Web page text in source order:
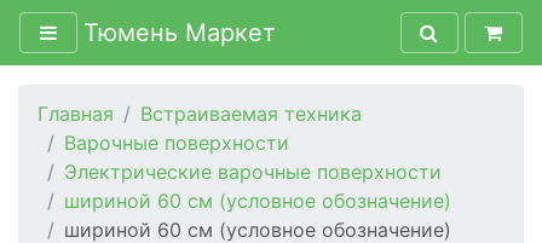
Тюмень Маркет
Главная
Встраиваемая техника
Варочные поверхности
Электрические варочные поверхности
шириной 60 см (условное обозначение)
шириной 60 см (условное обозначение)